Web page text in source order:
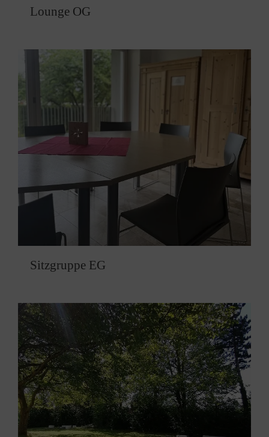
Lounge OG
Sitzgruppe EG